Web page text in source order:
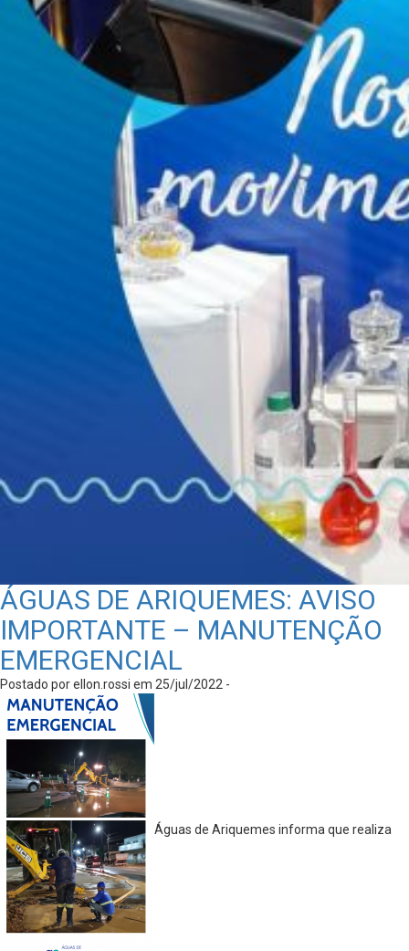
ÁGUAS DE ARIQUEMES: AVISO
IMPORTANTE – MANUTENÇÃO
EMERGENCIAL
Postado por ellon.rossi em 25/jul/2022 -
Águas de Ariquemes informa que realiza